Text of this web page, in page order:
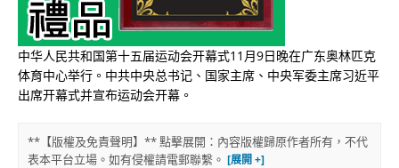
中华人民共和国第十五届运动会开幕式11月9日晚在广东奥林匹克
体育中心举行。中共中央总书记、国家主席、中央军委主席习近平
出席开幕式并宣布运动会开幕。
**【版權及免責聲明】** 點擊展開：內容版權歸原作者所有，不代
表本平台立場。如有侵權請電郵聯繫。